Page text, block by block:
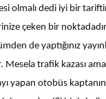
olmalı dedi iyi bir
çeken bir
de yaptığınız
Mesela trafik kazası
yapan otobüs